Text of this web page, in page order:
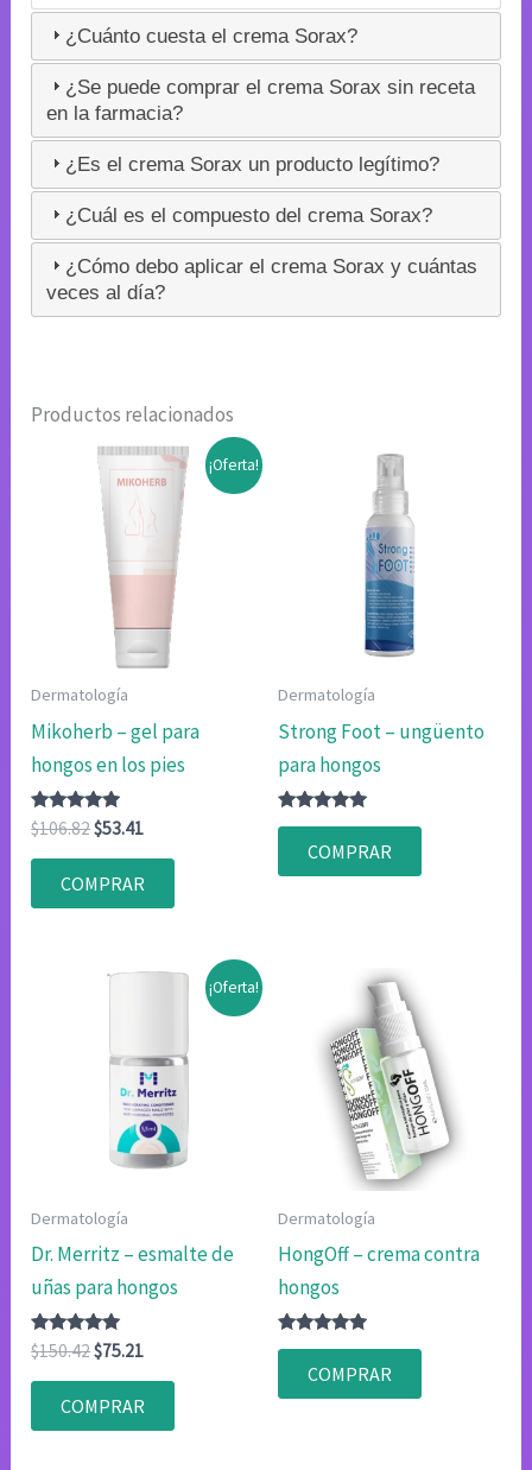
¿Cuánto cuesta el crema Sorax?
¿Se puede comprar el crema Sorax sin receta
en la farmacia?
¿Es el crema Sorax un producto legítimo?
¿Cuál es el compuesto del crema Sorax?
¿Cómo debo aplicar el crema Sorax y cuántas
veces al día?
Productos relacionados
¡Oferta!
Dermatología
Mikoherb – gel para
hongos en los pies
Valorado
con
4.80
$106.82El
original
era:
$53.41El
es:
COMPRAR
Dermatología
Strong Foot – ungüento
para hongos
Valorado
4.80
de 5
COMPRAR
¡Oferta!
Dermatología
Dr. Merritz – esmalte de
uñas para hongos
Valorado
con
4.83
de 5
$150.42El
original
era:
$75.21El
es:
COMPRAR
Dermatología
HongOff – crema contra
hongos
Valorado
4.75
de 5
COMPRAR